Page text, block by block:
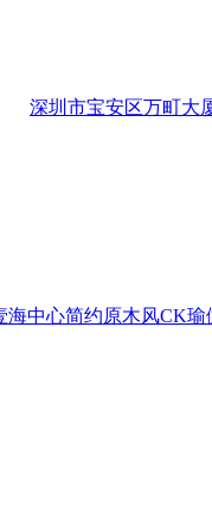
深圳市宝安区万町大
海中心简约原木风CK